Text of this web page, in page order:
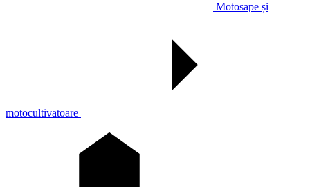
Motosape și
motocultivatoare